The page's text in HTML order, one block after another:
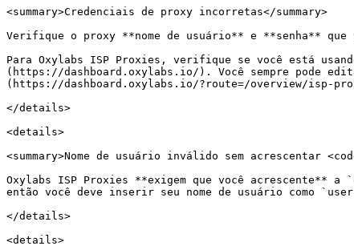
<summary>Credenciais de proxy incorretas</summary>
Verifique o proxy **nome de usuário** e **senha**
Para Oxylabs ISP Proxies, verifique se você está
(https://dashboard.oxylabs.io/). Você sempre pode
(https://dashboard.oxylabs.io/?route=/overview/isp-
</details>
<details>
<summary>Nome de usuário inválido sem acrescentar
Oxylabs ISP Proxies **exigem que você acrescente**
então você deve inserir seu nome de usuário como
</details>
<details>